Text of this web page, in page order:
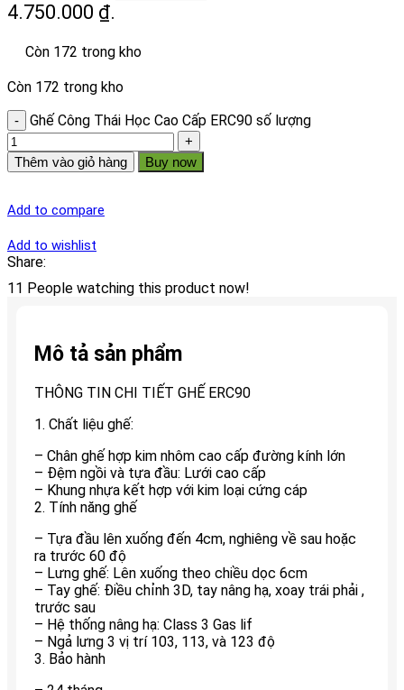
4.750.000 ₫.
Còn 172 trong kho
Còn 172 trong kho
Ghế Công Thái Học Cao Cấp ERC90 số lượng
Thêm vào giỏ hàng Buy now
Add to compare
Add to wishlist
Share:
11 People watching this product now!
Mô tả sản phẩm
THÔNG TIN CHI TIẾT GHẾ ERC90
1. Chất liệu ghế:
– Chân ghế hợp kim nhôm cao cấp đường kính lớn
– Đệm ngồi và tựa đầu: Lưới cao cấp
– Khung nhựa kết hợp với kim loại cứng cáp
2. Tính năng ghế
– Tựa đầu lên xuống đến 4cm, nghiêng về sau hoặc
ra trước 60 độ
– Lưng ghế: Lên xuống theo chiều dọc 6cm
– Tay ghế: Điều chỉnh 3D, tay nâng hạ, xoay trái phải ,
trước sau
– Hệ thống nâng hạ: Class 3 Gas lif
– Ngả lưng 3 vị trí 103, 113, và 123 độ
3. Bảo hành